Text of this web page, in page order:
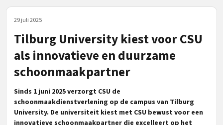
29 juli 2025
Tilburg University kiest voor CSU
als innovatieve en duurzame
schoonmaakpartner
Sinds 1 juni 2025 verzorgt CSU de
schoonmaakdienstverlening op de campus van Tilburg
University. De universiteit kiest met CSU bewust voor een
innovatieve schoonmaakpartner die excelleert op het